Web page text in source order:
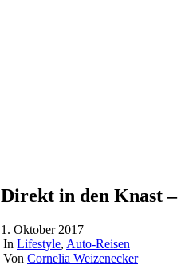
Direkt in den Knast
1. Oktober 2017
|In Lifestyle, Auto-Reisen
|Von Cornelia Weizenecker